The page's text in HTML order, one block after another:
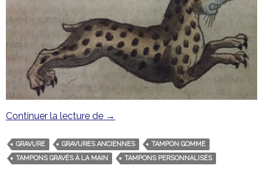
Continuer la lecture de Tampons Lapin licorne et lynx à
→
GRAVURE GRAVURES ANCIENNES
TAMPON GOMME
TAMPONS GRAVÉS À LA MAIN
TAMPONS PERSONNALISÉS